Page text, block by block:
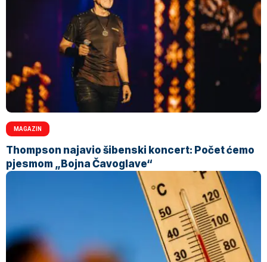
MAGAZIN
Thompson najavio šibenski koncert: Počet ćemo
pjesmom „Bojna Čavoglave“